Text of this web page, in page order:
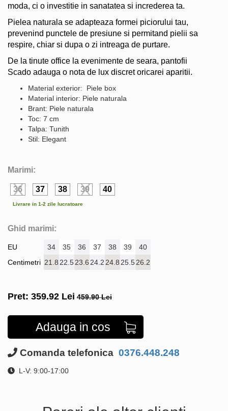
moda, ci o investitie in sanatatea si increderea ta.
Pielea naturala se adapteaza formei piciorului tau,
prevenind punctele de presiune si permitand pielii sa
respire, chiar si dupa o zi intreaga de purtare.
De la tinute office la evenimente de seara, pantofii
Scado adauga o nota de lux discret oricarei aparitii.
Material exterior: Piele box
Material interior: Piele naturala
Brant: Piele naturala
Toc: 7 cm
Talpa: Tunith
Stil: Elegant
Marimi:
36 37 38 39 40
Livrare in 1-2 zile lucratoare
Ghid marimi:
EU
Centimetri
34 35 36 37 38 39
40
21.8 22.523.6 24.2 24.8 25.526.2
Pret: 359.92 Lei 459.90 Lei
Adauga in cos
Comanda telefonica 0376.448.248
L-V: 9:00-17:00